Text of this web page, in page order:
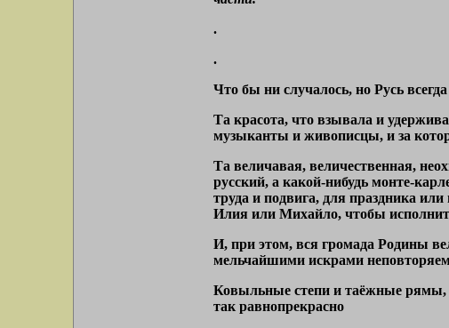
.
.
Что бы ни случалось, но Русь всегда
Та красота, что взывала и
музыканты и живописцы, и за
Та величавая, величественная,
русский, а какой-нибудь монте-
труда и подвига, для праздника
Илия или Михайло, чтобы
И, при этом, вся громада Родины
мельчайшими искрами
Ковыльные степи и таёжные рямы,
так равнопрекрасно